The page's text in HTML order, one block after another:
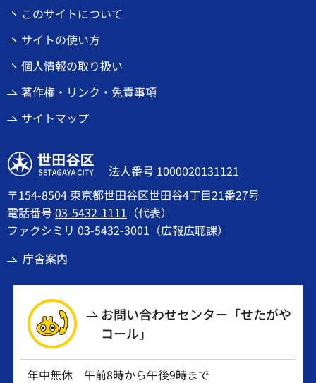
このサイトについて
サイトの使い方
個人情報の取り扱い
著作権・リンク・免責事項
サイトマップ
世田谷区
法人番号 1000020131121
〒154-8504 東京都世田谷区世田谷4丁目21番27号
電話番号03-5432-1111 （代表）
ファクシミリ 03-5432-3001（広報広聴課）
庁舎案内
お問い合わせセンター「せたがや
コール」
年中無休 午前8時から午後9時まで